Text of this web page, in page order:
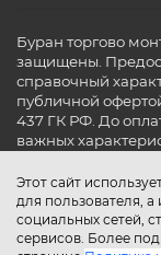
Этот сайт
для пользователя,
социальных сетей,
сервисов. Более
Буран торгово
защищены.
справочный
публичной
437 ГК РФ. До
важных